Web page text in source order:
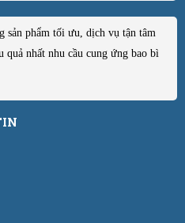
sản phẩm tối ưu, dịch vụ tận tâm
quả nhất nhu cầu cung ứng bao bì